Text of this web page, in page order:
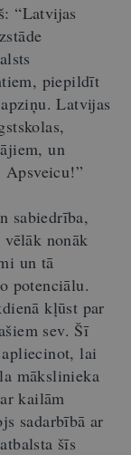
“Latvijas
piepildīt
Latvijas
un
Apsveicu!”
sabiedrība,
nonāk
un tā
potenciālu.
kļūst par
sev. Šī
lai
mākslinieka
kailām
sadarbībā ar
šīs